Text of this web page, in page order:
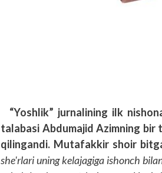
“Yoshlik” jurnalining ilk
talabasi Abdumajid Azimning
qilingandi. Mutafakkir shoir
she'rlari uning kelajagiga ishonch